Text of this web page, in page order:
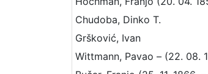
Chudoba, Dinko T.
Gršković, Ivan